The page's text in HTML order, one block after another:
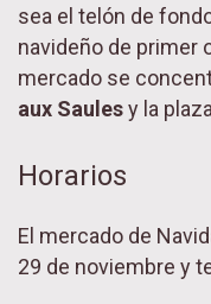
sea el telón de
navideño de primer
mercado se
aux Saulesy la
Horarios
El mercado de
29 de noviembre y